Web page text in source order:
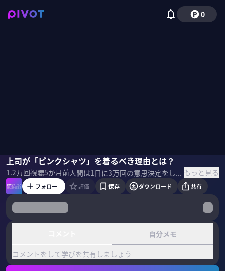
0
上司が「ピンクシャツ」を着るべき理由とは？
1.2万回視聴5か月前 人間は1日に3万回の意思決定をしている。 その鍵を握るのが”淡い感情”＝アフェクトだと、相良奈美香氏は言う。 日常生活に幸せを”作る”には？行動経済学の視点から聞いた。 ＜ゲスト＞ 相良奈美香｜行動経済学のスペシャリスト 行動経済学博士。2013年より欧米の金融や製薬など幅広い業界で同理論を導入し、最前線で活躍。現在は米国拠点のBehavioral Science Group代表として、日本の大手から新興企業まで事業成長を支援する。 ペンシルベニア大学修士課程アドバイザー。 ＜より詳しく知りたい方はこちらから＞ もっと見る
相良奈美香野嶋紗己子
フォロー 評価 保存 ダウンロード 共有
自分メモ
コメントをして学びを共有しましょう